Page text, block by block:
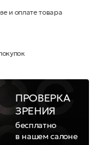
и оплате товара
ПРОВЕРКА
ЗРЕНИЯ
бесплатно
в нашем салоне